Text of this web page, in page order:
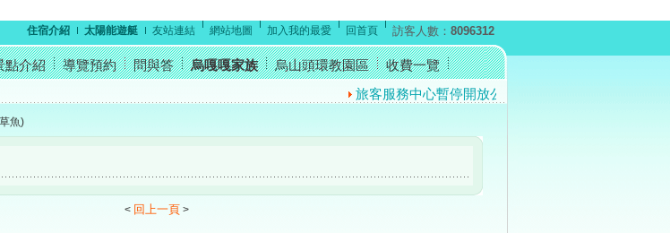
住宿介紹 太陽能遊艇 友站連結 網站地圖 加入我的最愛 回首頁 訪客人數： 8096312
點介紹 導覽預約 問與答 烏嘎嘎家族 烏山頭環教園區
收費一覽
旅客服務中心暫停開放公告
魚)
< 回上一頁 >